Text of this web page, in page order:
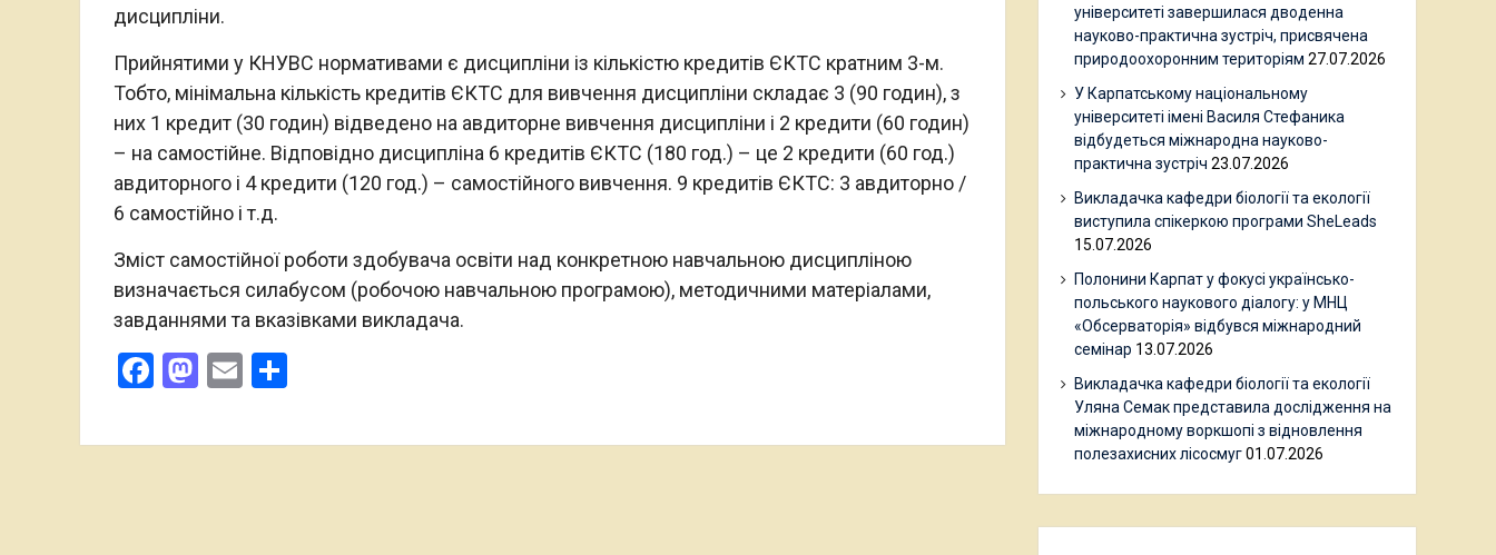
дисципліни.
Прийнятими у КНУВС нормативами є дисципліни із кількістю кредитів ЄКТС кратним 3-м.
Тобто, мінімальна кількість кредитів ЄКТС для вивчення дисципліни складає 3 (90 годин), з
них 1 кредит (30 годин) відведено на авдиторне вивчення дисципліни і 2 кредити (60 годин)
– на самостійне. Відповідно дисципліна 6 кредитів ЄКТС (180 год.) – це 2 кредити (60 год.)
авдиторного і 4 кредити (120 год.) – самостійного вивчення. 9 кредитів ЄКТС: 3 авдиторно /
6 самостійно і т.д.
Зміст самостійної роботи здобувача освіти над конкретною навчальною дисципліною
визначається силабусом (робочою навчальною програмою), методичними матеріалами,
завданнями та вказівками викладача.
Facebook
Mastodon
Email
університеті завершилася дводенна
науково-практична зустріч, присвячена
природоохоронним територіям 27.07.2026
У Карпатському національному
університеті імені Василя Стефаника
відбудеться міжнародна науково-
практична зустріч 23.07.2026
Викладачка кафедри біології та екології
виступила спікеркою програми SheLeads
15.07.2026
Полонини Карпат у фокусі українсько-
польського наукового діалогу: у МНЦ
«Обсерваторія» відбувся міжнародний
семінар 13.07.2026
Викладачка кафедри біології та екології
Уляна Семак представила дослідження на
міжнародному воркшопі з відновлення
полезахисних лісосмуг01.07.2026